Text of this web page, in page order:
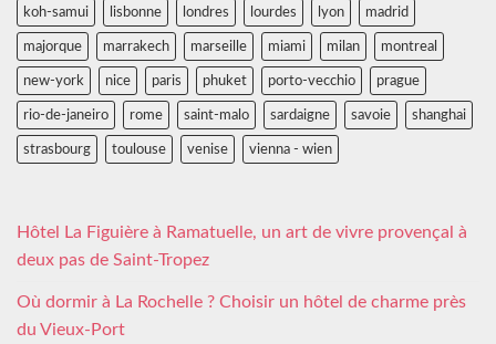
koh-samui lisbonne londres lourdes lyon madrid
majorque marrakech marseille miami milan montreal
new-york nice paris phuket porto-vecchio prague
rio-de-janeiro rome saint-malo sardaigne savoie shanghai
strasbourg toulouse venise vienna - wien
Hôtel La Figuière à Ramatuelle, un art de vivre provençal à
deux pas de Saint-Tropez
Où dormir à La Rochelle ? Choisir un hôtel de charme près
du Vieux-Port